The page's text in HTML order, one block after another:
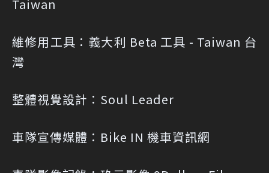
Taiwan
維修用工具：義大利 Beta 工具 - Taiwan 台
灣
整體視覺設計：Soul Leader
車隊宣傳媒體：Bike IN 機車資訊網